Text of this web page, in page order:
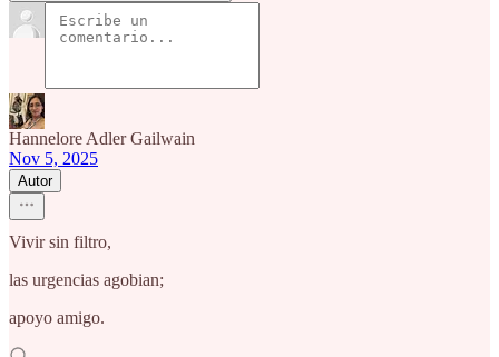
Hannelore Adler Gailwain
Nov 5, 2025
Autor
Vivir sin filtro,
las urgencias agobian;
apoyo amigo.